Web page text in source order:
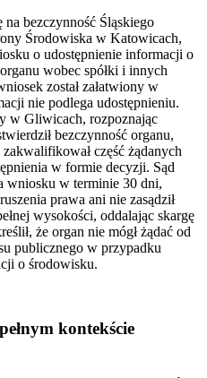
na bezczynność Śląskiego
Środowiska w Katowicach,
o udostępnienie informacji o
wobec spółki i innych
został załatwiony w
nie podlega udostępnieniu.
w Gliwicach, rozpoznając
bezczynność organu,
część żądanych
w formie decyzji. Sąd
wniosku w terminie 30 dni,
prawa ani nie zasądził
wysokości, oddalając skargę
że organ nie mógł żądać od
publicznego w przypadku
o środowisku.
pełnym kontekście